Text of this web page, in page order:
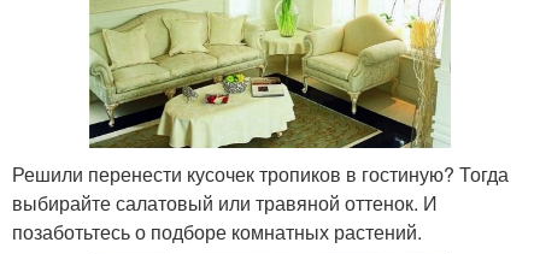
Решили перенести кусочек тропиков в гостиную? Тогда
выбирайте салатовый или травяной оттенок. И
позаботьтесь о подборе комнатных растений.